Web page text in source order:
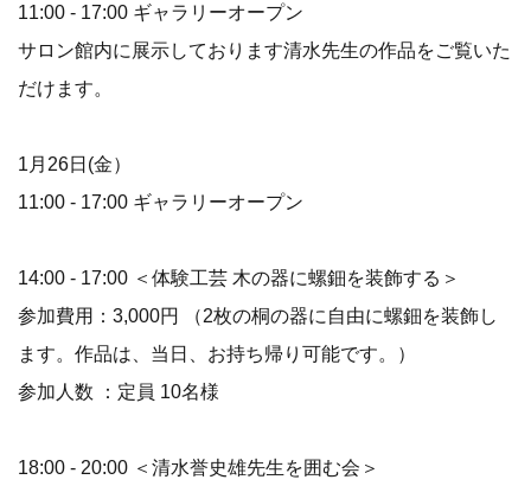
11:00 - 17:00 ギャラリーオープン
サロン館内に展示しております清水先生の作品をご覧いた
だけます。
1月26日(金）
11:00 - 17:00 ギャラリーオープン
14:00 - 17:00 ＜体験工芸 木の器に螺鈿を装飾する＞
参加費用：3,000円 （2枚の桐の器に自由に螺鈿を装飾し
ます。作品は、当日、お持ち帰り可能です。）
参加人数 ：定員 10名様
18:00 - 20:00 ＜清水誉史雄先生を囲む会＞